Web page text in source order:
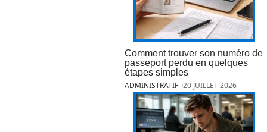
Comment trouver son numéro de
passeport perdu en quelques
étapes simples
ADMINISTRATIF 20 JUILLET 2026